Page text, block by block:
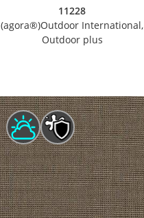
11228
(agora®)Outdoor International,
Outdoor plus